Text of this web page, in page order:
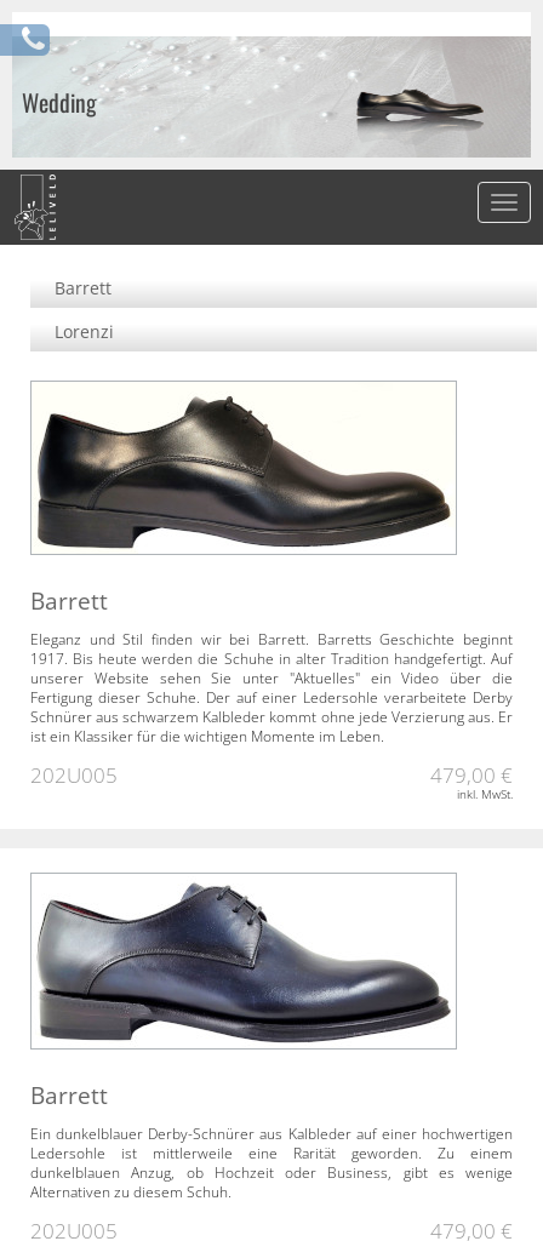
Wedding
Barrett
Lorenzi
Barrett
Eleganz und Stil finden wir bei Barrett. Barretts Geschichte beginnt
1917. Bis heute werden die Schuhe in alter Tradition handgefertigt. Auf
unserer Website sehen Sie unter "Aktuelles" ein Video über die
Fertigung dieser Schuhe. Der auf einer Ledersohle verarbeitete Derby
Schnürer aus schwarzem Kalbleder kommt ohne jede Verzierung aus. Er
ist ein Klassiker für die wichtigen Momente im Leben.
202U005 479,00 €
inkl. MwSt.
Barrett
Ein dunkelblauer Derby-Schnürer aus Kalbleder auf einer hochwertigen
Ledersohle ist mittlerweile eine Rarität geworden. Zu einem
dunkelblauen Anzug, ob Hochzeit oder Business, gibt es wenige
Alternativen zu diesem Schuh.
202U005 479,00 €